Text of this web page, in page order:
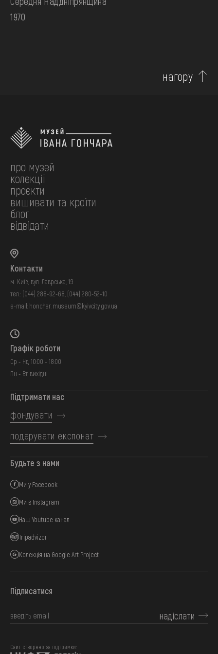
1970
нагору
про музей
колекції
проєкти
вишивати та кроїти
блог
відвідати
Контакти
м. Київ, вул. Лаврська, 19
тел.: (044) 288-92-68 (044) 280-52-10
e-mail: honchar.museum@kyivcity.gov.ua
Графік роботи
Ср - Нд: 10:00 - 18:00
Пн - Вт: вихідні
Підтримати нас
фондувати
подарувати експонат
Будьте з нами
Ми у Facebook
Ми в Instagram
Наш Youtube канал
Tripadvizor
Колекція на Google Art Project
Підписатися
надіслати
Сайт створено за підтримки: